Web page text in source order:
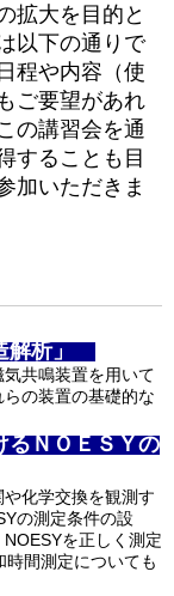
拡大を目的と
以下の通りで
程や内容（使
ご要望があれ
の講習会を通
することも目
加いただきま
解析」
共鳴装置を用いて
の装置の基礎的な
ＮＯＥＳＹの
化学交換を観測す
の測定条件の設
を正しく測定
間測定についても